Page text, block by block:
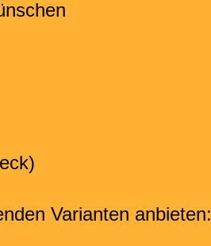
Varianten anbieten: